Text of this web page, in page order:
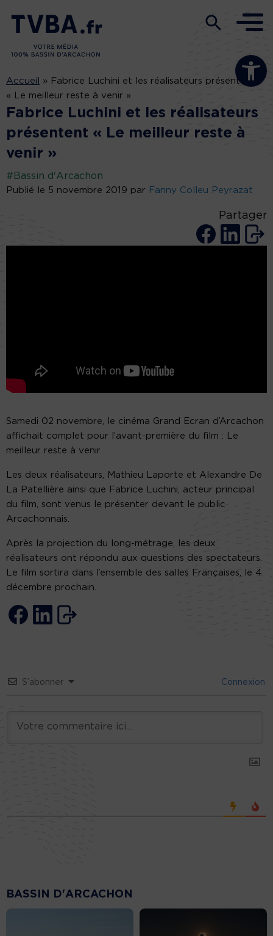
Ouvrir la
Accueil » Fabrice Luchini et les réalisateurs présentent
« Le meilleur reste à venir »
Fabrice Luchini et les réalisateurs
présentent « Le meilleur reste à
venir »
#Bassin d'Arcachon
Publié le 5 novembre 2019 par Fanny Colleu Peyrazat
Partager
Samedi 02 novembre, le cinéma Grand Ecran d’Arcachon
affichait complet pour l’avant-première du film : Le
meilleur reste à venir.
Les deux réalisateurs, Mathieu Laporte et Alexandre De
La Patellière ainsi que Fabrice Luchini, acteur principal
du film, sont venus le présenter devant le public
Arcachonnais.
Après la projection du long-métrage, les deux
réalisateurs ont répondu aux questions des spectateurs.
Le film sortira dans l’ensemble des salles Françaises, le 4
décembre prochain.
S’abonner Connexion
BASSIN D'ARCACHON